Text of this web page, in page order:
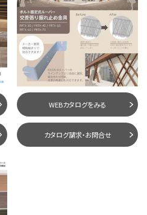
WEBカタログをみる
カタログ請求・お問合せ